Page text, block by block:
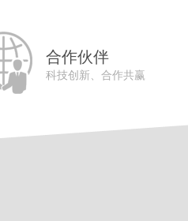
合作伙伴
科技创新、合作共赢